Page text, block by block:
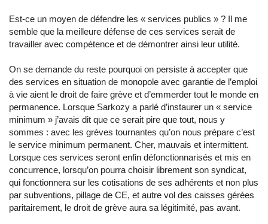
Est-ce un moyen de défendre les « services publics » ? Il me
semble que la meilleure défense de ces services serait de
travailler avec compétence et de démontrer ainsi leur utilité.
On se demande du reste pourquoi on persiste à accepter que
des services en situation de monopole avec garantie de l’emploi
à vie aient le droit de faire grève et d’emmerder tout le monde en
permanence. Lorsque Sarkozy a parlé d’instaurer un « service
minimum » j’avais dit que ce serait pire que tout, nous y
sommes : avec les grèves tournantes qu’on nous prépare c’est
le service minimum permanent. Cher, mauvais et intermittent.
Lorsque ces services seront enfin défonctionnarisés et mis en
concurrence, lorsqu’on pourra choisir librement son syndicat,
qui fonctionnera sur les cotisations de ses adhérents et non plus
par subventions, pillage de CE, et autre vol des caisses gérées
paritairement, le droit de grève aura sa légitimité, pas avant.